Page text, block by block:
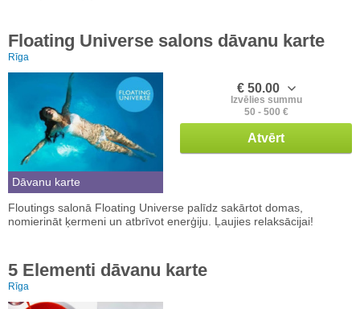
Floating Universe salons dāvanu karte
Rīga
Dāvanu karte
€ 50.00
Izvēlies summu
50 - 500 €
Atvērt
Floutings salonā Floating Universe palīdz sakārtot domas,
nomierināt ķermeni un atbrīvot enerģiju. Ļaujies relaksācijai!
5 Elementi dāvanu karte
Rīga